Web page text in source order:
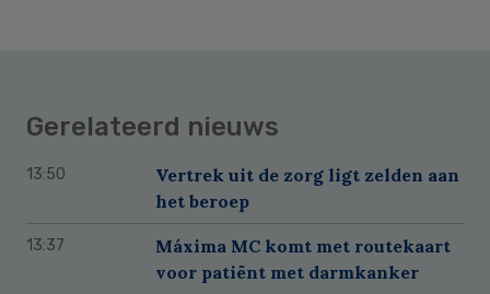
Gerelateerd nieuws
13:50
Vertrek uit de zorg ligt zelden aan
het beroep
13:37
Máxima MC komt met routekaart
voor patiënt met darmkanker